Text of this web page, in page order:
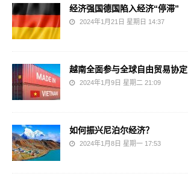
经济强国德国陷入经济“停滞”
2024年1月21日 星期日 14:37
越南全面参与全球自由贸易协定
2024年1月9日 星期二 21:09
如何振兴尼泊尔经济？
2024年1月8日 星期一 17:53